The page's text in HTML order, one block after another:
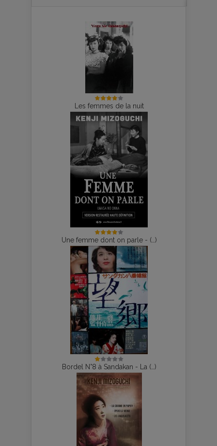
Les femmes de la nuit
Une femme dont on parle - (…)
Bordel N°8 à Sandakan - La (…)